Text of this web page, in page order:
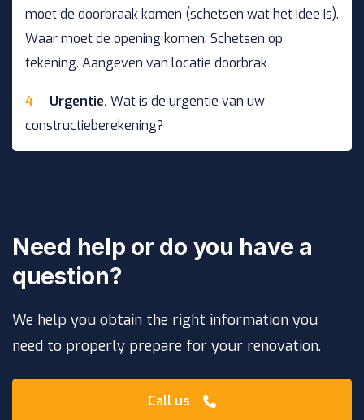
moet de doorbraak komen (schetsen wat het idee is).
Waar moet de opening komen. Schetsen op
tekening. Aangeven van locatie doorbrak
Urgentie. Wat is de urgentie van uw
constructieberekening?
Need help or do you have a
question?
We help you obtain the right information you
need to properly prepare for your renovation.
Call us